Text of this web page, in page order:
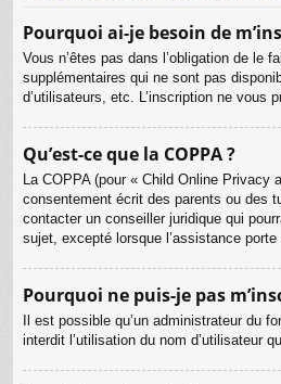
Pourquoi ai-je besoin de
Vous n’êtes pas dans l’obligation de
supplémentaires qui ne sont pas
d’utilisateurs, etc. L’inscription ne vous
Qu’est-ce que la COPPA ?
La COPPA (pour « Child Online
consentement écrit des parents ou des
contacter un conseiller juridique qui
sujet, excepté lorsque l’assistance
Pourquoi ne puis-je pas
Il est possible qu’un administrateur du
interdit l’utilisation du nom d’utilisateur